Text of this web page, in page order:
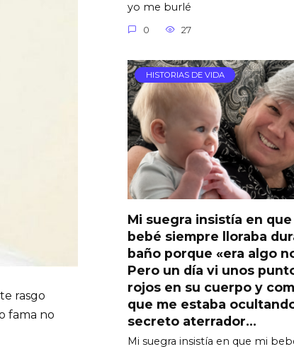
rasgo
fama no
yo me burlé
0 27
HISTORIAS DE VIDA
Mi suegra insistía en que
bebé siempre lloraba
baño porque «era algo
Pero un día vi unos
rojos en su cuerpo y
que me estaba
secreto aterrador…
Mi suegra insistía en que mi